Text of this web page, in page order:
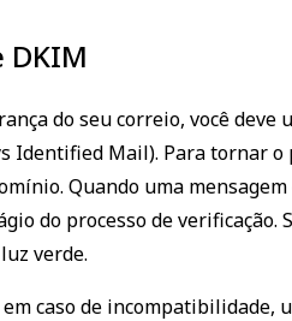
DNS server
DKIM
do seu correio, você deve
Identified Mail). Para tornar o
Quando uma mensagem
do processo de verificação.
verde.
caso de incompatibilidade,